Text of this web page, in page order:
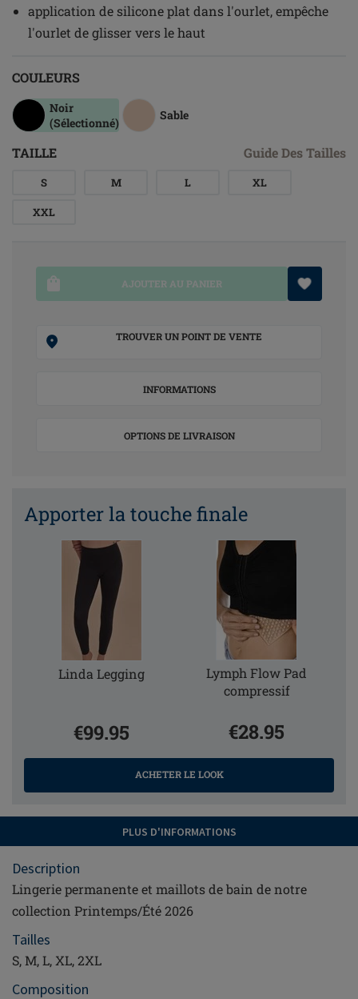
application de silicone plat dans l'ourlet, empêche
l'ourlet de glisser vers le haut
COULEURS
Noir
(Sélectionné)
Sable
TAILLE Guide Des Tailles
S M L XL
XXL
AJOUTER AU PANIER
TROUVER UN POINT DE VENTE
INFORMATIONS
OPTIONS DE LIVRAISON
Apporter la touche finale
Linda Legging
€99.95
Lymph Flow Pad
compressif
€28.95
ACHETER LE LOOK
PLUS D'INFORMATIONS
Description
Lingerie permanente et maillots de bain de notre
collection Printemps/Été 2026
Tailles
S, M, L, XL, 2XL
Composition